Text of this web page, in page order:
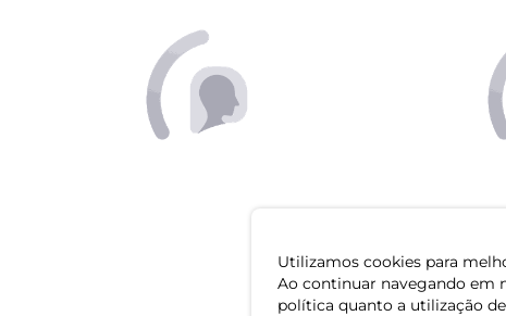
Utilizamos cookies para
Ao continuar navegando em
política quanto a utilização